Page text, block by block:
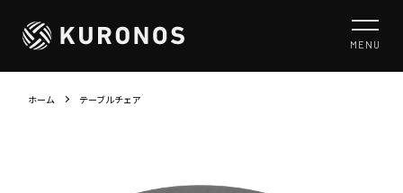
MENU
ホーム テーブルチェア